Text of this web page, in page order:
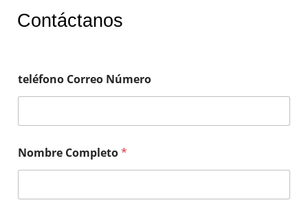
Contáctanos
teléfono Correo Número
Nombre Completo*